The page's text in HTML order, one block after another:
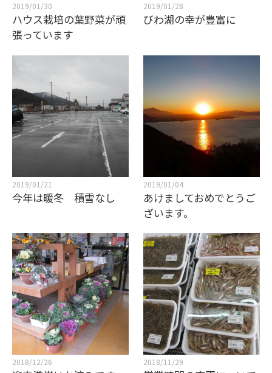
2019/01/30
ハウス栽培の葉野菜が頑
張っています
2019/01/28
びわ湖の幸が豊富に
2019/01/21
今年は暖冬 積雪なし
2019/01/04
あけましておめでとうご
ざいます。
2018/12/26 2018/11/29